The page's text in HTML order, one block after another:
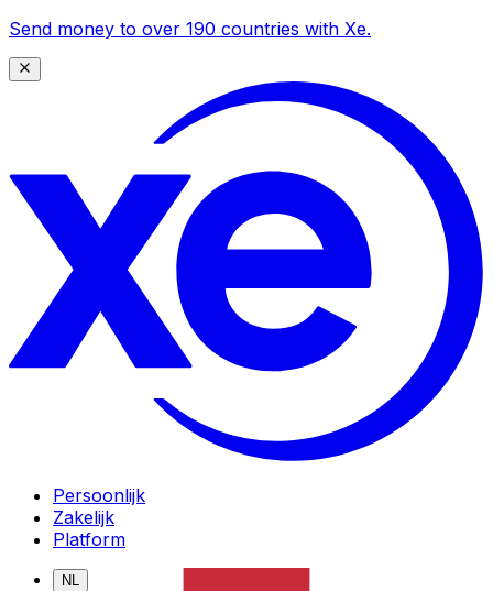
Send money to over 190 countries with Xe.
Persoonlijk
Zakelijk
Platform
NL